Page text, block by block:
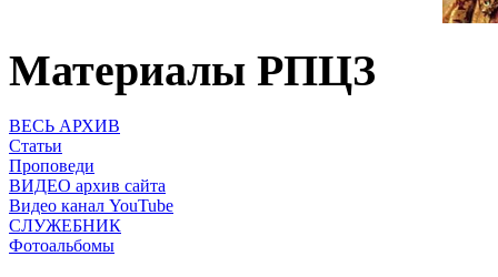
Материалы РПЦЗ
ВЕСЬ АРХИВ
Статьи
Проповеди
ВИДЕО архив сайта
Видео канал YouTube
СЛУЖЕБНИК
Фотоальбомы